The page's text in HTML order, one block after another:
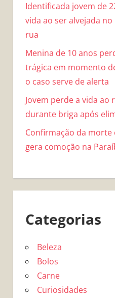
Identificada jovem de
vida ao ser alvejada
rua
Menina de 10 anos
trágica em momento
o caso serve de alerta
Jovem perde a vida ao
durante briga após
Confirmação da
gera comoção na
Categorias
Beleza
Bolos
Carne
Curiosidades